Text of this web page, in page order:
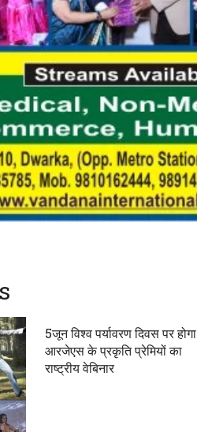
5जून विश्व पर्यावरण दिवस पर होगा
आरजेएस के प्रकृति प्रेमियों का
राष्ट्रीय वेबिनार